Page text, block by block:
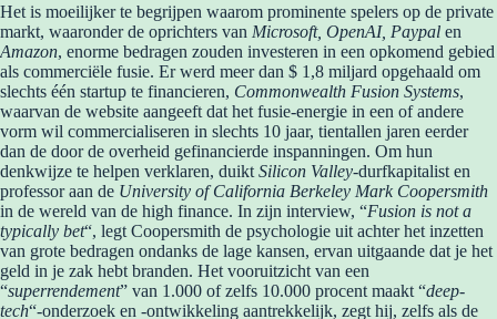
Het is moeilijker te begrijpen waarom prominente spelers op de private
markt, waaronder de oprichters van Microsoft, OpenAI, Paypal en
Amazon, enorme bedragen zouden investeren in een opkomend gebied
als commerciële fusie. Er werd meer dan $ 1,8 miljard opgehaald om
slechts één startup te financieren, Commonwealth Fusion Systems,
waarvan de website aangeeft dat het fusie-energie in een of andere
vorm wil commercialiseren in slechts 10 jaar, tientallen jaren eerder
dan de door de overheid gefinancierde inspanningen. Om hun
denkwijze te helpen verklaren, duikt Silicon Valley-durfkapitalist en
professor aan de University of California Berkeley Mark Coopersmith
in de wereld van de high finance. In zijn interview, “Fusion is not a
typically bet“, legt Coopersmith de psychologie uit achter het inzetten
van grote bedragen ondanks de lage kansen, ervan uitgaande dat je het
geld in je zak hebt branden. Het vooruitzicht van een
“superrendement” van 1.000 of zelfs 10.000 procent maakt “deep-
tech“-onderzoek en -ontwikkeling aantrekkelijk, zegt hij, zelfs als de